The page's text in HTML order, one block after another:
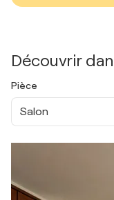
Découvrir
Pièce
Salon